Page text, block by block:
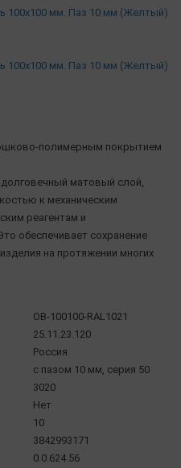
100х100 мм. Паз 10 мм (Желтый)
100х100 мм. Паз 10 мм (Желтый)
полимерным покрытием
матовый слой,
к механическим
реагентам и
обеспечивает сохранение
на протяжении многих
OB-100100-RAL1021
25.11.23.120
Россия
с пазом 10 мм, серия 50
3020
Нет
10
3842993171
0.0.624.56